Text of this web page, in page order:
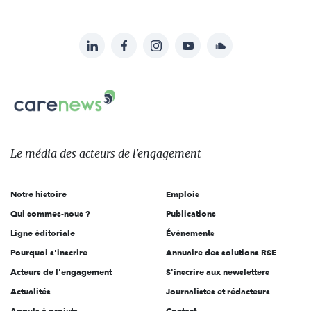
sur:
LinkedInFacebookInstagramYouTubeSoundcloud
Carenews,
Le
des
l'engagement
Le média des acteurs de l'engagement
Notre histoire
Qui sommes-nous ?
Ligne éditoriale
Pourquoi s'inscrire
Acteurs de l'engagement
Actualités
Emplois
Publications
Évènements
Annuaire des solutions RSE
S'inscrire aux newsletters
Journalistes et rédacteurs